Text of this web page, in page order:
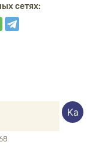
сетях: